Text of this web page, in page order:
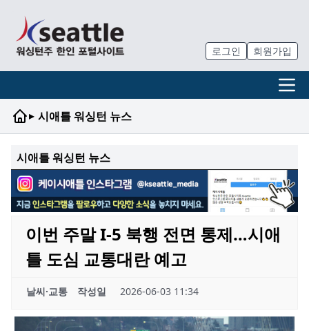
로그인 회원가입
▸ 시애틀 워싱턴 뉴스
시애틀 워싱턴 뉴스
이번 주말 I-5 북행 전면 통제…시애
틀 도심 교통대란 예고
날씨·교통 작성일 2026-06-03 11:34